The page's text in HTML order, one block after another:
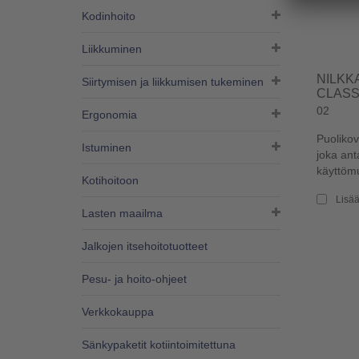
Kodinhoito
Liikkuminen
Siirtymisen ja liikkumisen tukeminen
Ergonomia
Istuminen
Kotihoitoon
Lasten maailma
Jalkojen itsehoitotuotteet
Pesu- ja hoito-ohjeet
Verkkokauppa
Sänkypaketit kotiintoimitettuna
02
joka